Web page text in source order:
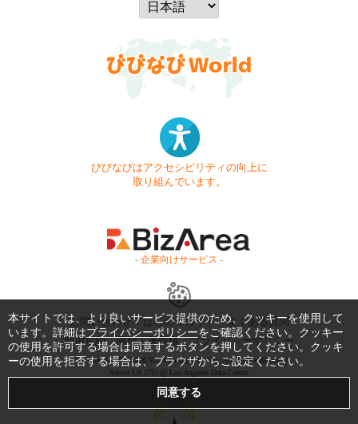
びびなびはアクセシビリティの向上に
取り組んでいます。
- 企業向けサービス -
お問い合わせ はじめてガイド
よくある質問
利用規約
商標・著作権 プライバシーポリシー
Copyright © 1999-2026 Vivid Navigation, Inc. All Rights Reserved.
Server US (75) @ Los Angeles Data Center
本サイトでは、より良いサービス提供のため、クッキーを使用して
います。詳細はプライバシーポリシーをご確認ください。クッキー
の使用を許可する場合は同意するボタンを押してください。クッキ
ーの使用を拒否する場合は、ブラウザからご設定ください。